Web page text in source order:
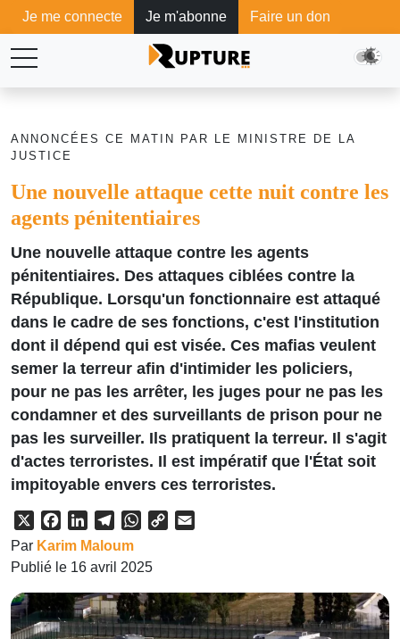
Je me connecte Je m'abonne Faire un don
ANNONCÉES CE MATIN PAR LE MINISTRE DE LA
JUSTICE
Une nouvelle attaque cette nuit contre les
agents pénitentiaires
Une nouvelle attaque contre les agents
pénitentiaires. Des attaques ciblées contre la
République. Lorsqu'un fonctionnaire est attaqué
dans le cadre de ses fonctions, c'est l'institution
dont il dépend qui est visée. Ces mafias veulent
semer la terreur afin d'intimider les policiers,
pour ne pas les arrêter, les juges pour ne pas les
condamner et des surveillants de prison pour ne
pas les surveiller. Ils pratiquent la terreur. Il s'agit
d'actes terroristes. Il est impératif que l'État soit
impitoyable envers ces terroristes.
X FacebookLinkedInTelegramWhatsApp
Copy
Par Karim Maloum
Publié le 16 avril 2025